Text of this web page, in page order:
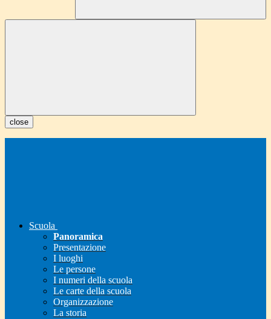
close
Scuola
Panoramica
Presentazione
I luoghi
Le persone
I numeri della scuola
Le carte della scuola
Organizzazione
La storia